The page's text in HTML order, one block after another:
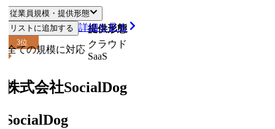
従業員規模・提供形態
従業員規模
提供形態
ての規模に対応
クラウド
SaaS
リストに追加する 詳細を見る
位
式会社SocialDog